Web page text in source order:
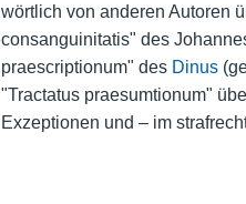
wörtlich von anderen Autoren
consanguinitatis" des
praescriptionum" des Dinus
"Tractatus praesumtionum"
Exzeptionen und – im